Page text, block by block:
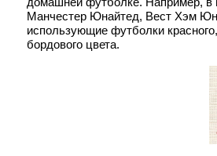
Манчестер Юнайтед, Вест Хэм
использующие футболки
бордового цвета.